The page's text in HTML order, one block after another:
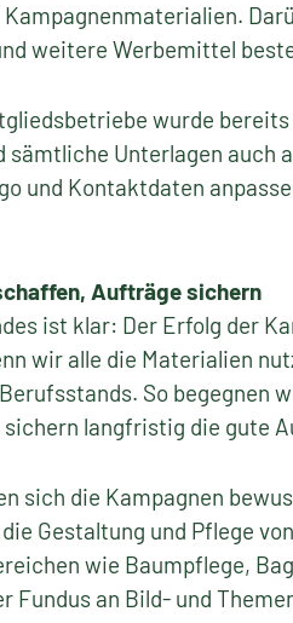
weitere Werbemittel
wurde
sämtliche Unterlagen auch
und Kontaktdaten
Aufträge sichern
ist klar: Der Erfolg der
wir alle die Materialien
So begegnen
langfristig die gute
sich die Kampagnen
Gestaltung und Pflege
wie Baumpflege,
Fundus an Bild- und